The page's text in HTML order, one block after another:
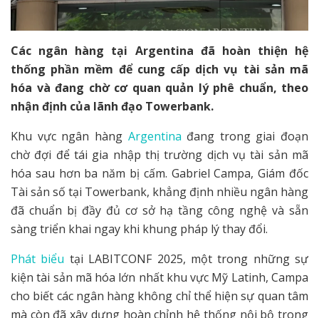
Các ngân hàng tại Argentina đã hoàn thiện hệ
thống phần mềm để cung cấp dịch vụ tài sản mã
hóa và đang chờ cơ quan quản lý phê chuẩn, theo
nhận định của lãnh đạo Towerbank.
Khu vực ngân hàng Argentina đang trong giai đoạn
chờ đợi để tái gia nhập thị trường dịch vụ tài sản mã
hóa sau hơn ba năm bị cấm. Gabriel Campa, Giám đốc
Tài sản số tại Towerbank, khẳng định nhiều ngân hàng
đã chuẩn bị đầy đủ cơ sở hạ tầng công nghệ và sẵn
sàng triển khai ngay khi khung pháp lý thay đổi.
Phát biểu tại LABITCONF 2025, một trong những sự
kiện tài sản mã hóa lớn nhất khu vực Mỹ Latinh, Campa
cho biết các ngân hàng không chỉ thể hiện sự quan tâm
mà còn đã xây dựng hoàn chỉnh hệ thống nội bộ trong